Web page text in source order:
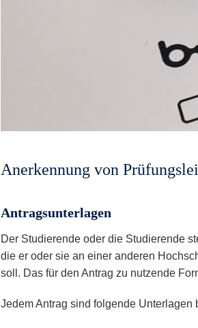
Anerkennung von
Antragsunterlagen
Der Studierende oder die Studierende
die er oder sie an einer anderen
soll. Das für den Antrag zu nutzende
Jedem Antrag sind folgende Unterlagen